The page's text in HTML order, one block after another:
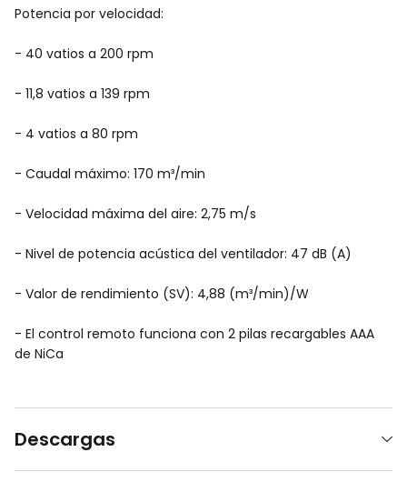
Potencia por velocidad:
- 40 vatios a 200 rpm
- 11,8 vatios a 139 rpm
- 4 vatios a 80 rpm
- Caudal máximo: 170 m³/min
- Velocidad máxima del aire: 2,75 m/s
- Nivel de potencia acústica del ventilador: 47 dB (A)
- Valor de rendimiento (SV): 4,88 (m³/min)/W
- El control remoto funciona con 2 pilas recargables AAA
de NiCa
Descargas